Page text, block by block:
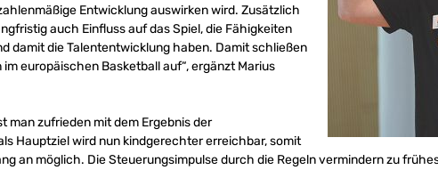
Entwicklung auswirken wird. Zusätzlich
auch Einfluss auf das Spiel, die Fähigkeiten
damit die Talententwicklung haben. Damit schließen
europäischen Basketball auf“, ergänzt Marius
man zufrieden mit dem Ergebnis der
Hauptziel wird nun kindgerechter erreichbar, somit
an möglich. Die Steuerungsimpulse durch die Regeln vermindern zu